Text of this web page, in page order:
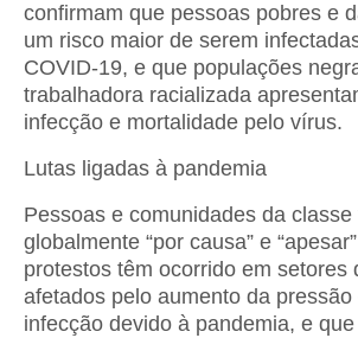
confirmam que pessoas pobres e
um risco maior de serem
COVID-19, e que populações
trabalhadora racializada
infecção e mortalidade pelo vírus.
Lutas ligadas à pandemia
Pessoas e comunidades da
globalmente “por causa” e
protestos têm ocorrido em setores
afetados pelo aumento da
infecção devido à pandemia, e